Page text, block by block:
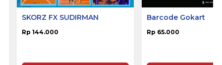
SKORZ FX SUDIRMAN
Rp 144.000
Barcode Gokart
Rp 65.000